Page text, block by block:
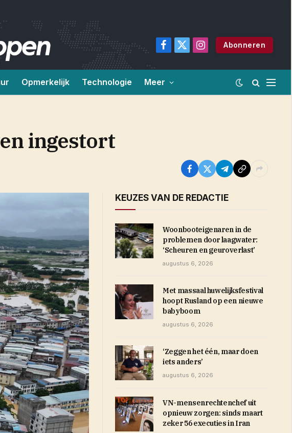
Facebook
X
Instagram
Abonneren
Opmerkelijk Technologie Meer
ingestort
KEUZES VAN DE REDACTIE
Woonbooteigenaren in de
problemen door laagwater:
‘Scheuren en geuroverlast’
augustus 6, 2026
Met massaal huwelijksfestival
hoopt Rusland op een nieuwe
babyboom
augustus 6, 2026
‘Zeggen het één, maar doen
iets anders’
augustus 6, 2026
VN-mensenrechtenchef uit
opnieuw zorgen: sinds maart
zeker 56 executies in Iran